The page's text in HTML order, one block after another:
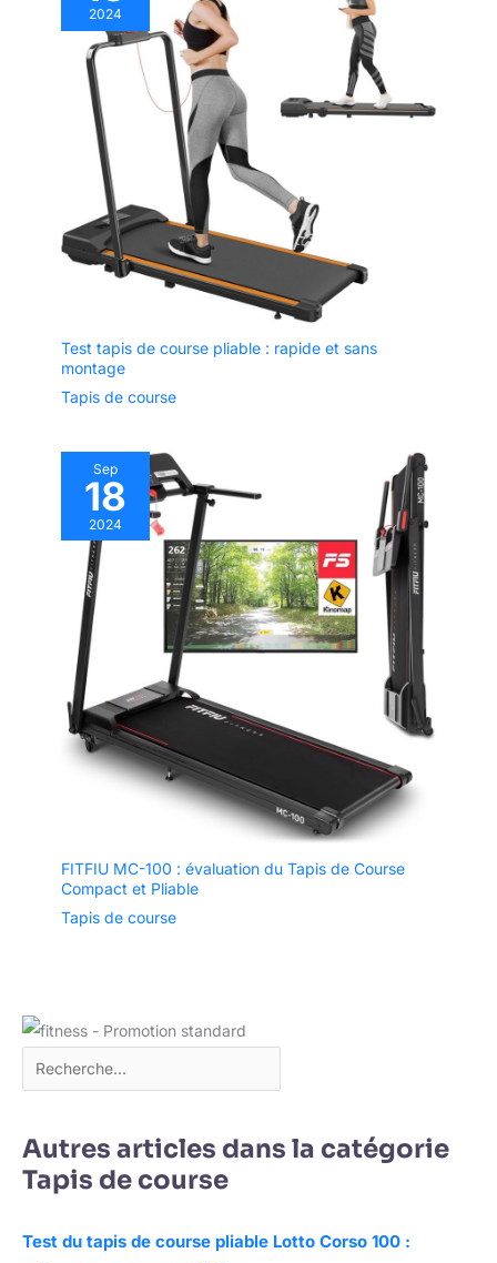
2024
Test tapis de course pliable : rapide et sans
montage
Tapis de course
Sep
18
2024
FITFIU MC-100 : évaluation du Tapis de Course
Compact et Pliable
Tapis de course
Autres articles dans la catégorie
Tapis de course
Test du tapis de course pliable Lotto Corso 100 :